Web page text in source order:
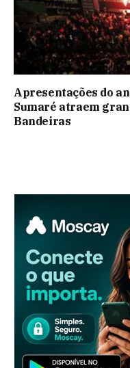
Apresentações do
Sumaré atraem
Bandeiras